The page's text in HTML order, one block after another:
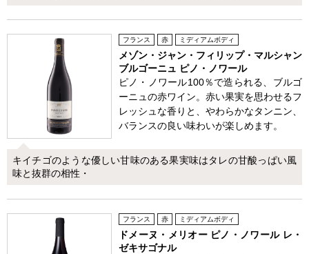
フランス 赤 ミディアムボディ
メゾン・ジャン・フィリップ・マルシャン
ブルゴーニュ ピノ・ノワール
ピノ・ノワール100％で造られる、ブルゴ
ーニュの赤ワイン。赤い果実を思わせるフ
レッシュな香りと、やわらかなタンニン、
バランスの良い味わいが楽しめます。
キイチゴのような優しい甘味のある果実味はタレの甘酸っぱい風
味と抜群の相性・
フランス 赤 ミディアムボディ
ドメーヌ・メリオー ピノ・ノワール レ・
ゼキサゴナル